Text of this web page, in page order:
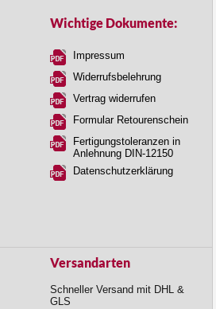
Wichtige Dokumente:
Impressum
Widerrufsbelehrung
Vertrag widerrufen
Formular Retourenschein
Fertigungstoleranzen in
Anlehnung DIN-12150
Datenschutzerklärung
Versandarten
Schneller Versand mit DHL &
GLS